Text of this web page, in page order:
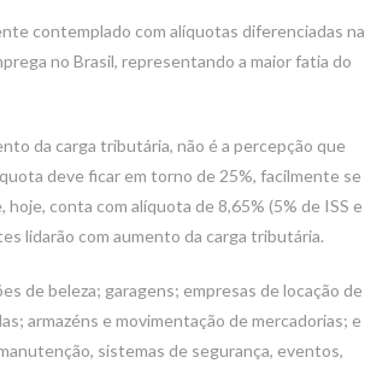
contemplado com alíquotas diferenciadas na
no Brasil, representando a maior fatia do
da carga tributária, não é a percepção que
deve ficar em torno de 25%, facilmente se
conta com alíquota de 8,65% (5% de ISS e
lidarão com aumento da carga tributária.
de beleza; garagens; empresas de locação de
armazéns e movimentação de mercadorias; e
sistemas de segurança, eventos,